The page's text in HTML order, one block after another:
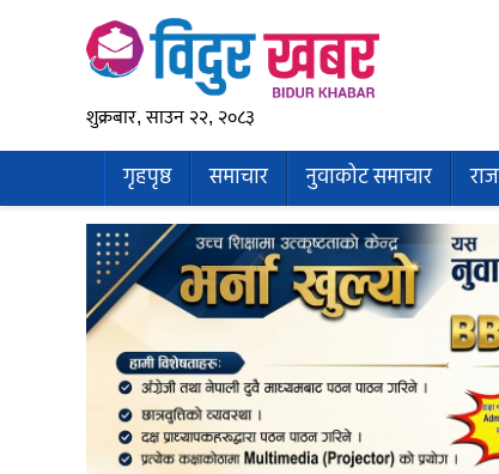
शुक्रबार, साउन २२, २०८३
गृहपृष्ठ समाचार नुवाकोट समाचार